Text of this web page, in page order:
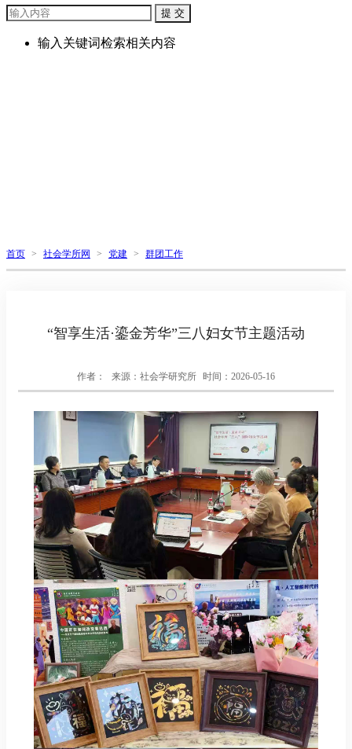
提 交
输入关键词检索相关内容
首页 > 社会学所网 > 党建 > 群团工作
“智享生活·鎏金芳华”三八妇女节主题活动
作者： 来源：社会学研究所 时间：2026-05-16